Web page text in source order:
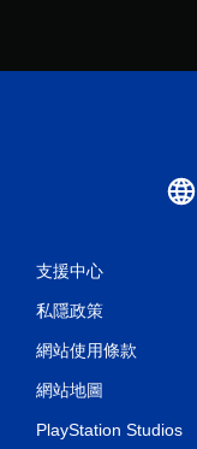
支援中心
私隱政策
網站使用條款
網站地圖
PlayStation Studios